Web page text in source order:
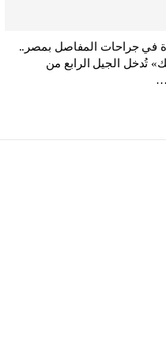
في جراحات المفاصل بمصر..
تُدخل الجيل الرابع من